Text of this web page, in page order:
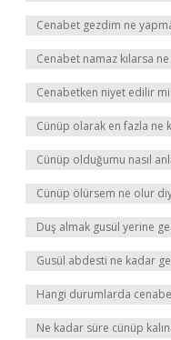
Cenabet gezdim ne
Cenabet namaz kılarsa
Cenabetken niyet edilir mi
Cünüp olarak en fazla ne
Cünüp olduğumu nasıl
Cünüp ölürsem ne olur
Duş almak gusül yerine
Gusül abdesti ne kadar
Hangi durumlarda
Ne kadar süre cünüp